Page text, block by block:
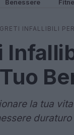
Benessere
INFALLIBILI
la tua